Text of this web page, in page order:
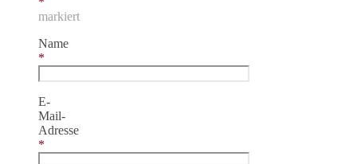
markiert
Name
*
E-
Mail-
Adresse
*